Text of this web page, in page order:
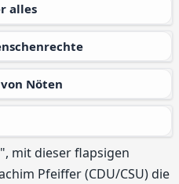
alles
Nöten
mit dieser flapsigen
Pfeiffer (CDU/CSU) die